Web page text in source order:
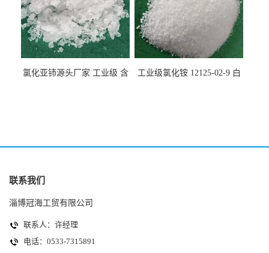
氯化亚铈源头厂家 工业级 含
工业级氯化铵 12125-02-9 白
联系我们
淄博冠海工贸有限公司
联系人：许经理
电话：0533-7315891